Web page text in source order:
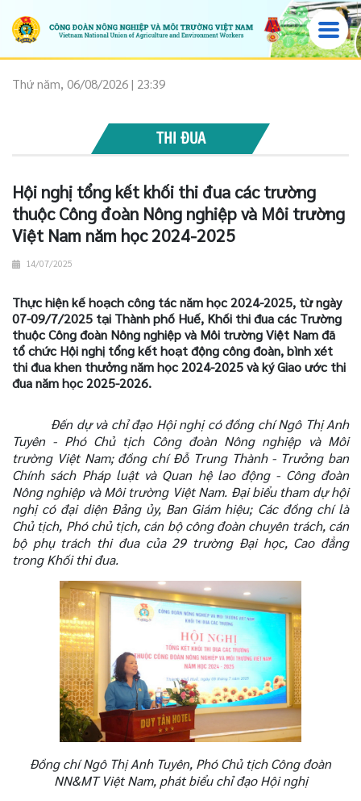
Thứ năm, 06/08/2026 | 23:39
THI ĐUA
Hội nghị tổng kết khối thi đua các trường
thuộc Công đoàn Nông nghiệp và Môi trường
Việt Nam năm học 2024-2025
14/07/2025
Thực hiện kế hoạch công tác năm học 2024-2025, từ ngày
07-09/7/2025 tại Thành phố Huế, Khối thi đua các Trường
thuộc Công đoàn Nông nghiệp và Môi trường Việt Nam đã
tổ chức Hội nghị tổng kết hoạt động công đoàn, bình xét
thi đua khen thưởng năm học 2024-2025 và ký Giao ước thi
đua năm học 2025-2026.
Đến dự và chỉ đạo Hội nghị có đồng chí Ngô Thị Anh
Tuyên - Phó Chủ tịch Công đoàn Nông nghiệp và Môi
trường Việt Nam; đồng chí Đỗ Trung Thành - Trưởng ban
Chính sách Pháp luật và Quan hệ lao động - Công đoàn
Nông nghiệp và Môi trường Việt Nam. Đại biểu tham dự hội
nghị có đại diện Đảng ủy, Ban Giám hiệu; Các đồng chí là
Chủ tịch, Phó chủ tịch, cán bộ công đoàn chuyên trách, cán
bộ phụ trách thi đua của 29 trường Đại học, Cao đẳng
trong Khối thi đua.
Đồng chíNgô Thị Anh Tuyên, Phó Chủ tịch Công đoàn
NN&MT Việt Nam, phát biểu chỉ đạo Hội nghị